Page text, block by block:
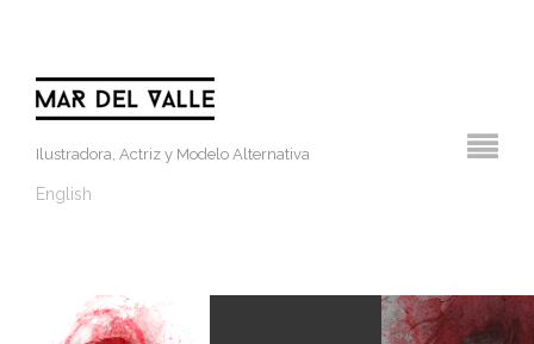
Ilustradora, Actriz y Modelo Alternativa
English